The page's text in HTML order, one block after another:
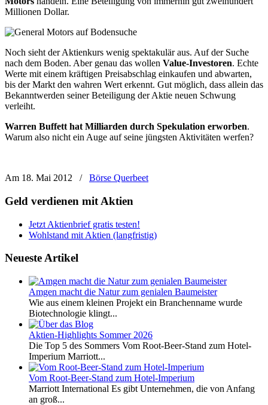
Millionen Dollar.
Noch sieht der Aktienkurs wenig spektakulär aus. Auf der Suche
nach dem Boden. Aber genau das wollen Value-Investoren. Echte
Werte mit einem kräftigen Preisabschlag einkaufen und abwarten,
bis der Markt den wahren Wert erkennt. Gut möglich, dass allein das
Bekanntwerden seiner Beteiligung der Aktie neuen Schwung
verleiht.
Warren Buffett hat Milliarden durch Spekulation erworben.
Warum also nicht ein Auge auf seine jüngsten Aktivitäten werfen?
Am 18. Mai 2012 / Börse Querbeet
Geld verdienen mit Aktien
Jetzt Aktienbrief gratis testen!
Wohlstand mit Aktien (langfristig)
Neueste Artikel
Amgen macht die Natur zum genialen Baumeister
Wie aus einem kleinen Projekt ein Branchenname wurde
Biotechnologie klingt...
Aktien-Highlights Sommer 2026
Die Top 5 des Sommers Vom Root-Beer-Stand zum Hotel-
Imperium Marriott...
Vom Root-Beer-Stand zum Hotel-Imperium
Marriott International Es gibt Unternehmen, die von Anfang
an groß...